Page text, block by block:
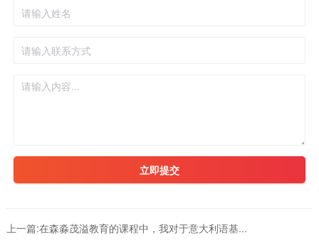
立即提交
上一篇:在森淼茂溢教育的课程中，我对于意大利语基...